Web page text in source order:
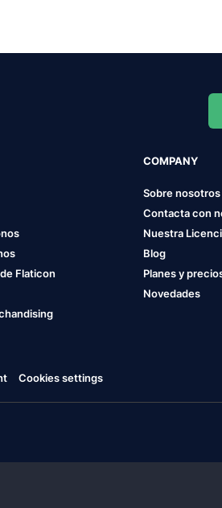
Flaticon
COMPANY
Sobre nosotros
Contacta con
Nuestra
Blog
Planes y
Novedades
Cookies settings